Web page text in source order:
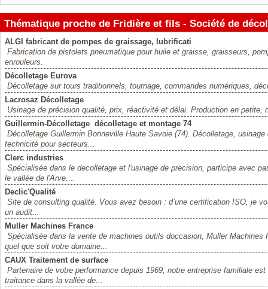
Thématique proche de Fridière et fils - Société de
ALGI fabricant de pompes de graissage, lubrificati
Fabrication de pistolets pneumatique pour huile et graisse, graisseurs,
enrouleurs.
Décolletage Eurova
Décolletage sur tours traditionnels, tournage, commandes numériques,
Lacrosaz Décolletage
Usinage de précision qualité, prix, réactivité et délai. Production en
Guillermin-Décolletage  décolletage et montage 74
Décolletage Guillermin Bonneville Haute Savoie (74). Décolletage,
technicité pour secteurs...
Clerc industries
Spécialisée dans le decolletage et l'usinage de precision, participe avec
le vallée de l'Arve....
Declic'Qualité
Site de consulting qualité. Vous avez besoin : d’une certification ISO, je
un audit...
Muller Machines France
Spécialisée dans la vente de machines outils doccasion, Muller
quel que soit votre domaine...
CAUX Traitement de surface
Partenaire de votre performance depuis 1969, notre entreprise familiale
traitance dans la vallée de...